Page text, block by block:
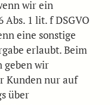
wir ein
1 lit. f DSGVO
eine sonstige
erlaubt. Beim
geben wir
Kunden nur auf
über